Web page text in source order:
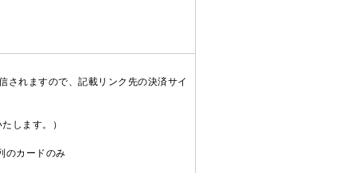
されますので、記載リンク先の決済サイ
します。）
のカードのみ